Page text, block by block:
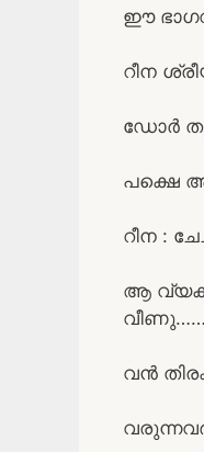
ഈ
റീന
ഡോർ
പക്ഷെ
റീന :
ആ
വൻ